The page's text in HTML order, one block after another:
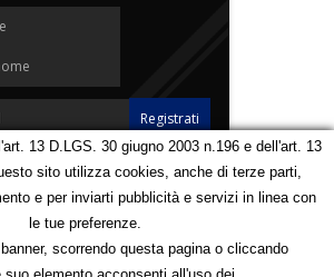
Notizie Speciali Eventi
Foto Carnevale
Mappa
13 D.LGS. 30 giugno 2003 n.196 e dell'art. 13
sito utilizza cookies, anche di terze parti,
e per inviarti pubblicità e servizi in linea con
le tue preferenze.
scorrendo questa pagina o cliccando